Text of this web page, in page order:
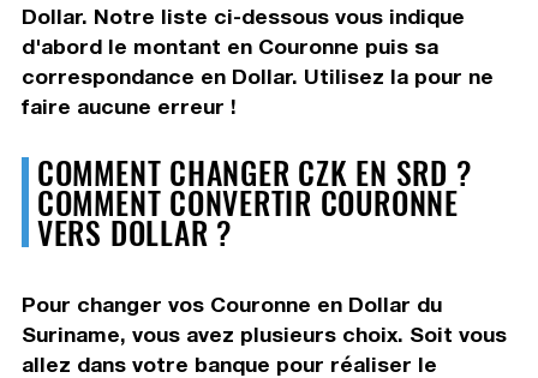
Dollar. Notre liste ci-dessous vous indique
d'abord le montant en Couronne puis sa
correspondance en Dollar. Utilisez la pour ne
faire aucune erreur !
COMMENT CHANGER CZK EN SRD ?
COMMENT CONVERTIR COURONNE
VERS DOLLAR ?
Pour changer vos Couronne en Dollar du
Suriname, vous avez plusieurs choix. Soit vous
allez dans votre banque pour réaliser le